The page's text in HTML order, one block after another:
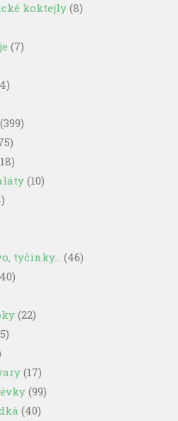
koktejly (8)
(7)
(399)
(10)
tyčinky… (46)
(22)
(17)
(99)
(40)